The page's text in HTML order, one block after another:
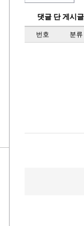
댓글 단 게시글
번호 분류